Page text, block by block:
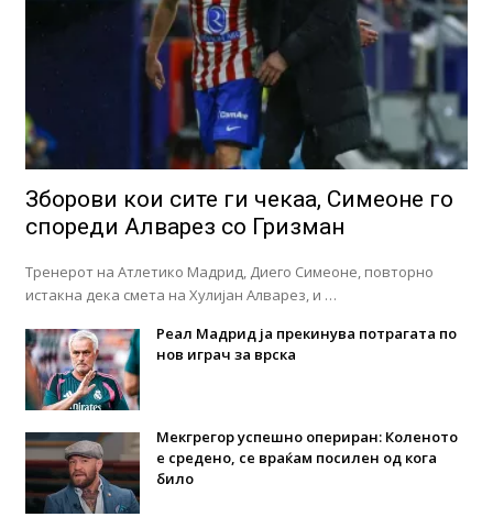
Зборови кои сите ги чекаа, Симеоне го
спореди Алварез со Гризман
Тренерот на Атлетико Мадрид, Диего Симеоне, повторно
истакна дека смета на Хулијан Алварез, и …
Реал Мадрид ја прекинува потрагата по
нов играч за врска
Мекгрегор успешно опериран: Коленото
е средено, се враќам посилен од кога
било